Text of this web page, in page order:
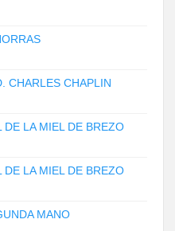
CHARLES CHAPLIN
DE LA MIEL DE BREZO
DE LA MIEL DE BREZO
MANO